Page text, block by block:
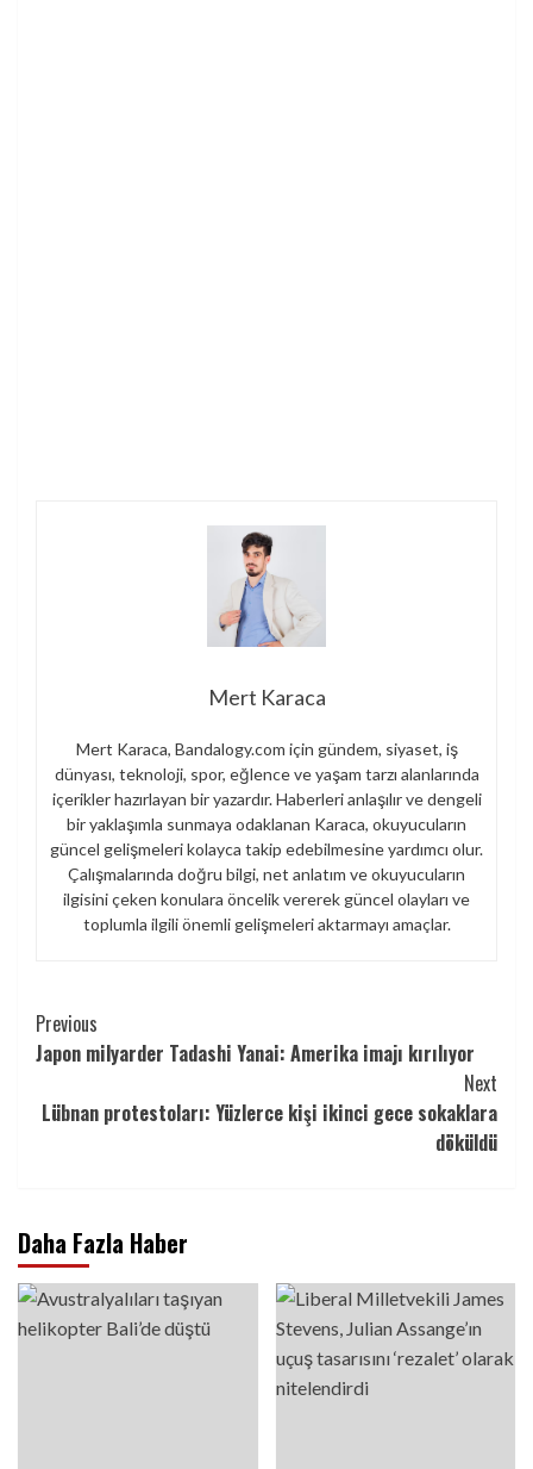
Mert Karaca
Mert Karaca, Bandalogy.com için gündem, siyaset, iş
dünyası, teknoloji, spor, eğlence ve yaşam tarzı alanlarında
içerikler hazırlayan bir yazardır. Haberleri anlaşılır ve dengeli
bir yaklaşımla sunmaya odaklanan Karaca, okuyucuların
güncel gelişmeleri kolayca takip edebilmesine yardımcı olur.
Çalışmalarında doğru bilgi, net anlatım ve okuyucuların
ilgisini çeken konulara öncelik vererek güncel olayları ve
toplumla ilgili önemli gelişmeleri aktarmayı amaçlar.
Continue
Reading
Previous
Japon milyarder Tadashi Yanai: Amerika imajı kırılıyor
Next
Lübnan protestoları: Yüzlerce kişi ikinci gece sokaklara
döküldü
Daha Fazla Haber